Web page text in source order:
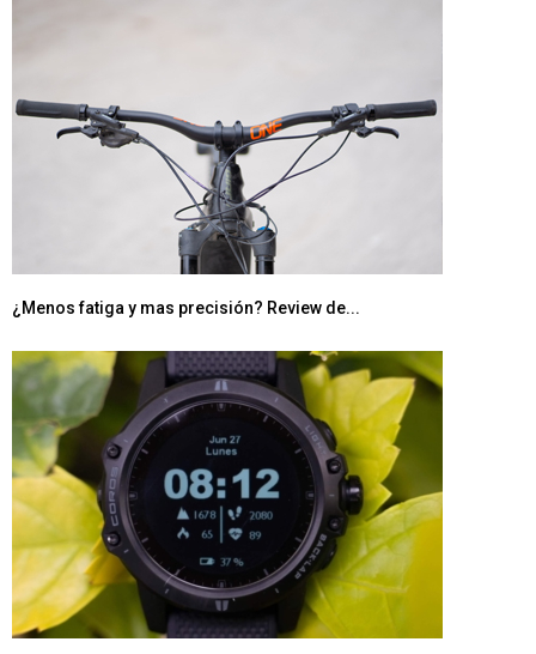
¿Menos fatiga y mas precisión? Review de...